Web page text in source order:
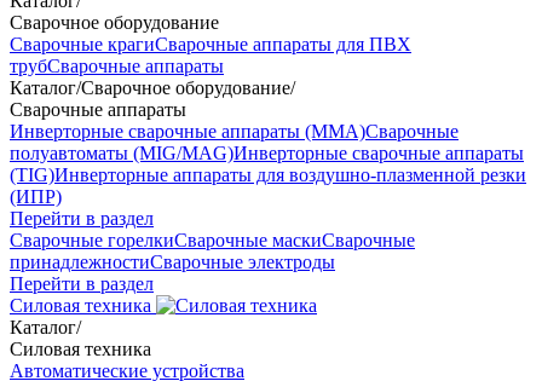
Сварочное оборудование
Сварочные крагиСварочные аппараты для ПВХ
трубСварочные аппараты
Каталог/Сварочное оборудование/
Сварочные аппараты
Инверторные сварочные аппараты (ММА)Сварочные
полуавтоматы (MIG/MAG)Инверторные сварочные аппараты
(TIG)Инверторные аппараты для воздушно-плазменной резки
(ИПР)
Перейти в раздел
Сварочные горелкиСварочные маскиСварочные
принадлежностиСварочные электроды
Перейти в раздел
Силовая техника
Каталог/
Силовая техника
Автоматические устройства